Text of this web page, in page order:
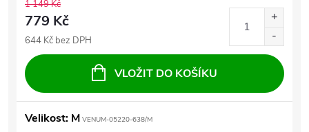
1 149 Kč
779 Kč
644 Kč bez DPH
VLOŽIT DO KOŠÍKU
Velikost: M VENUM-05220-638/M